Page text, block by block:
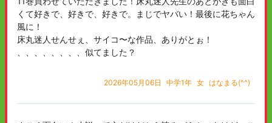
くて好きで、好きで、好きで。まじでヤバい！最後に花ちゃん
風に！
床丸迷人せんせぇ、サイコ〜な作品、ありがとぉ！
、、、、、、、、似てました？
2026年05月06日 中学1年 女 はなまる(^^)